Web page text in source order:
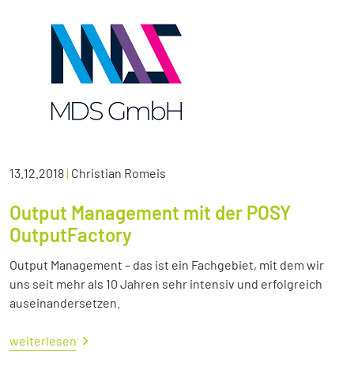
13.12.2018| Christian Romeis
Output Management mit der POSY
OutputFactory
Output Management – das ist ein Fachgebiet, mit dem wir
uns seit mehr als 10 Jahren sehr intensiv und erfolgreich
auseinandersetzen.
weiterlesen